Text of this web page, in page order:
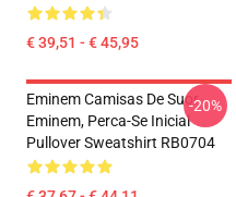
€ 39,51 - € 45,95
Eminem Camisas De Suor
Eminem, Perca-Se Inicial
Pullover Sweatshirt RB0704
-20%